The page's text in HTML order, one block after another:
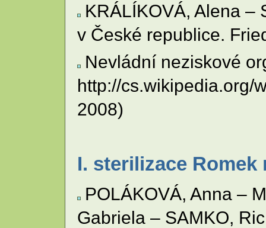
KRÁLÍKOVÁ, Alena –
v České republice.
Nevládní neziskové
http://cs.wikipedia.org/
2008)
I. sterilizace
POLÁKOVÁ, Anna –
Gabriela – SAMKO,